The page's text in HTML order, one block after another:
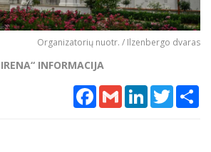
Organizatorių nuotr. / Ilzenbergo dvaras
INFORMACIJA
Facebook
Gmail LinkedInTwitter